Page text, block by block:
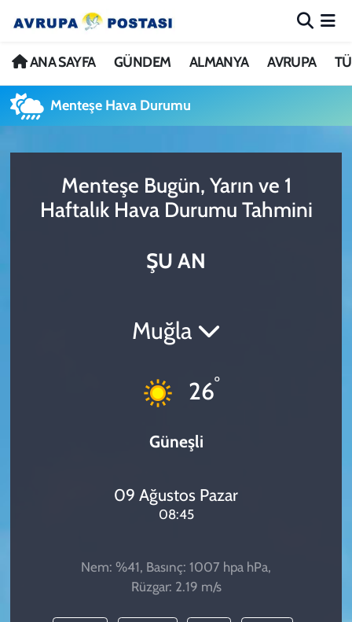
ANA SAYFA GÜNDEM ALMANYA AVRUPA
Menteşe Hava Durumu
Menteşe Bugün, Yarın ve 1
Haftalık Hava Durumu Tahmini
ŞU AN
Muğla
26°
Güneşli
09 Ağustos Pazar
08:45
Nem: %41, Basınç: 1007 hpa hPa,
Rüzgar: 2.19 m/s
ANA SAYFA
GÜNDEM
AVRUPA
TÜRKİYE
Nöbetçi Eczaneler
Hava Durumu
Trafik Durumu
Avrupa Ligi Puan Durumu ve Fikstür